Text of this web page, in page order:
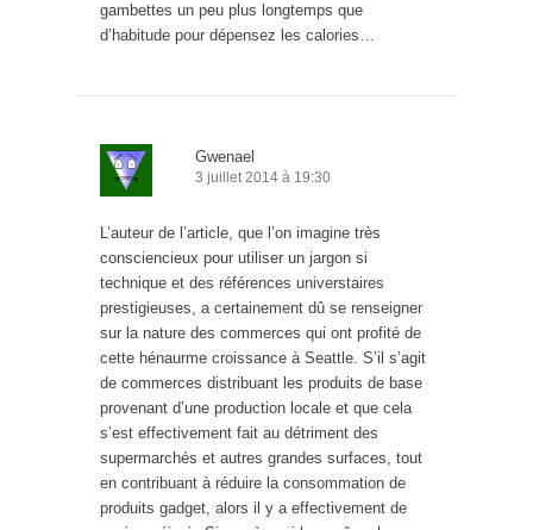
gambettes un peu plus longtemps que
d’habitude pour dépensez les calories…
Gwenael
3 juillet 2014 à 19:30
L’auteur de l’article, que l’on imagine très
consciencieux pour utiliser un jargon si
technique et des références universtaires
prestigieuses, a certainement dû se renseigner
sur la nature des commerces qui ont profité de
cette hénaurme croissance à Seattle. S’il s’agit
de commerces distribuant les produits de base
provenant d’une production locale et que cela
s’est effectivement fait au détriment des
supermarchés et autres grandes surfaces, tout
en contribuant à réduire la consommation de
produits gadget, alors il y a effectivement de